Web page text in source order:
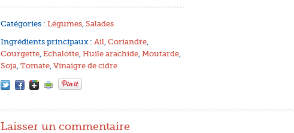
Catégories : Légumes Salades
Ingrédients principaux : Ail Coriandre
Courgette Echalotte Huile arachide Moutarde
Soja Tomate Vinaigre de cidre
Laisser un commentaire